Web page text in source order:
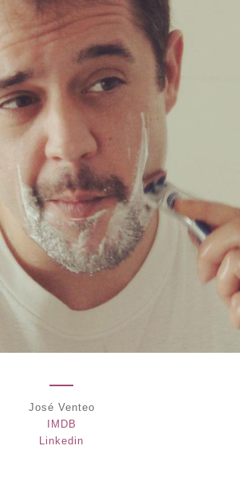
José Venteo
IMDB
Linkedin